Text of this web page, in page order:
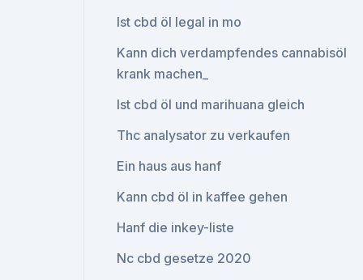
Ist cbd öl legal in mo
Kann dich verdampfendes cannabisöl
krank machen_
Ist cbd öl und marihuana gleich
Thc analysator zu verkaufen
Ein haus aus hanf
Kann cbd öl in kaffee gehen
Hanf die inkey-liste
Nc cbd gesetze 2020